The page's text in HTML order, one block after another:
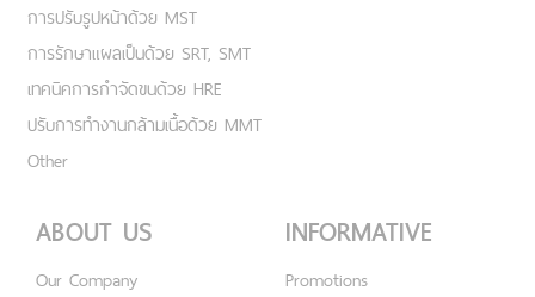
การปรับรูปหน้าด้วย MST
การรักษาแผลเป็นด้วย SRT, SMT
เทคนิคการกำจัดขนด้วย HRE
ปรับการทำงานกล้ามเนื้อด้วย MMT
Other
ABOUT US
Our Company
INFORMATIVE
Promotions